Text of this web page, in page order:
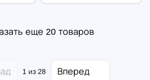
еще 20 товаров
1 из 28 Вперед